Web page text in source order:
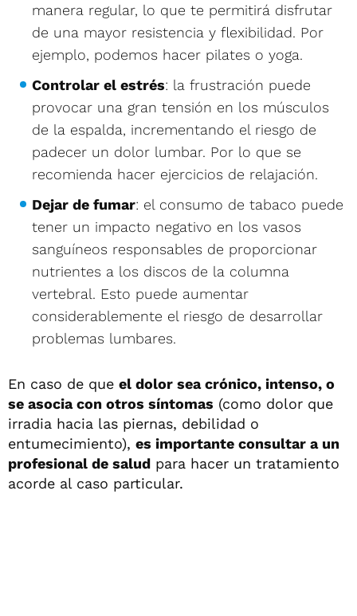
manera regular, lo que te permitirá disfrutar
de una mayor resistencia y flexibilidad. Por
ejemplo, podemos hacer pilates o yoga.
Controlar el estrés: la frustración puede
provocar una gran tensión en los músculos
de la espalda, incrementando el riesgo de
padecer un dolor lumbar. Por lo que se
recomienda hacer ejercicios de relajación.
Dejar de fumar: el consumo de tabaco puede
tener un impacto negativo en los vasos
sanguíneos responsables de proporcionar
nutrientes a los discos de la columna
vertebral. Esto puede aumentar
considerablemente el riesgo de desarrollar
problemas lumbares.
En caso de que el dolor sea crónico, intenso, o
se asocia con otros síntomas (como dolor que
irradia hacia las piernas, debilidad o
entumecimiento), es importante consultar a un
profesional de salud para hacer un tratamiento
acorde al caso particular.